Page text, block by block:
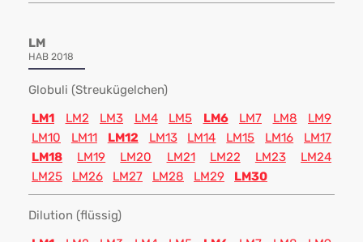
LM
HAB 2018
Globuli (Streukügelchen)
LM1
LM2 LM3 LM4 LM5 LM6 LM7 LM8
LM9
LM10
LM11 LM12 LM13 LM14 LM15 LM16
LM17
LM18
LM19 LM20 LM21 LM22 LM23
LM24
LM25
LM26 LM27 LM28 LM29 LM30
Dilution (flüssig)